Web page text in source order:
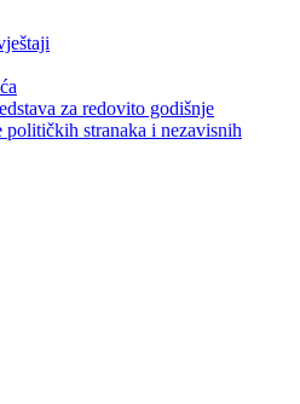
za redovito godišnje
političkih stranaka i nezavisnih